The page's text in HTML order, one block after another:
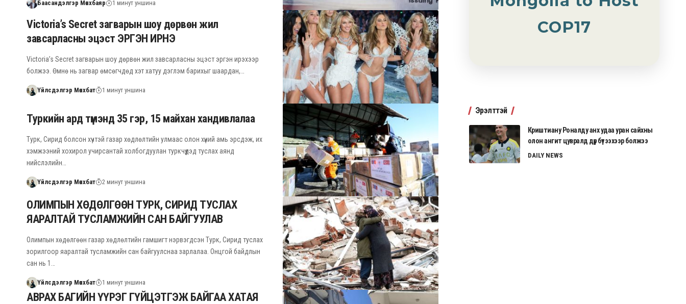
Баасандэлгэр Мөнхбаяр 1 минут уншина
Victoria’s Secret загварын шоу дөрвөн жил
завсарласны эцэст ЭРГЭН ИРНЭ
Victoria’s Secret загварын шоу дөрвөн жил завсарласны эцэст эргэн ирэхээр
болжээ. Өмнө нь загвар өмсөгчдөд хэт хатуу дэглэм барихыг шаардан,…
Үйлсдэлгэр Мөнхбат 1 минут уншина
Туркийн ард түмэнд 35 гэр, 15 майхан хандивлалаа
Турк, Сирид болсон хүчтэй газар хөдлөлтийн улмаас олон хүний амь эрсдэж, их
хэмжээний хохирол учирсантай холбогдуулан туркчүүдэд туслах аянд
нийслэлийн…
Үйлсдэлгэр Мөнхбат 2 минут уншина
ОЛИМПЫН ХӨДӨЛГӨӨН ТУРК, СИРИД ТУСЛАХ
ЯАРАЛТАЙ ТУСЛАМЖИЙН САН БАЙГУУЛАВ
Олимпын хөдөлгөөн газар хөдлөлтийн гамшигт нэрвэгдсэн Турк, Сирид туслах
зорилгоор яаралтай тусламжийн сан байгуулснаа зарлалаа. Онцгой байдлын
сан нь 1…
Үйлсдэлгэр Мөнхбат 1 минут уншина
АВРАХ БАГИЙН ҮҮРЭГ ГҮЙЦЭТГЭЖ БАЙГАА ХАТАЯ
COP17
Эрэлттэй
Криштиану Роналду анх удаа уран сайхны
олон ангит цувралд дүр бүтээхээр болжээ
DAILY NEWS